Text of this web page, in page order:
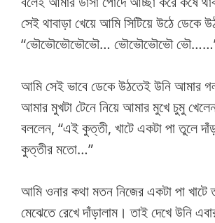
সেই থাবাড়া খেয়ে আমি সিটিয়ে উঠে ডেকে
“ভৌভৌভৌভৌভৌ… ভৌভৌভৌভৌ
আমি সেই ভাবে ডেকে উঠতেই উনি আমার
আমার মুখটা টেনে নিয়ে আমার মুখে চুমু
বললেন, “এই কুত্তী, খাটে একটা পা তুলে
কুত্তীর মতো…”
আমি ওনার কথা মতন নিজের একটা পা
মেঝেতে রেখে দাঁড়ালাম। তাই দেখে উনি